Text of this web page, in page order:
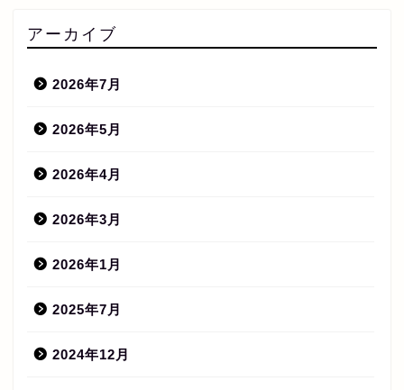
アーカイブ
2026年7月
2026年5月
2026年4月
2026年3月
2026年1月
2025年7月
2024年12月